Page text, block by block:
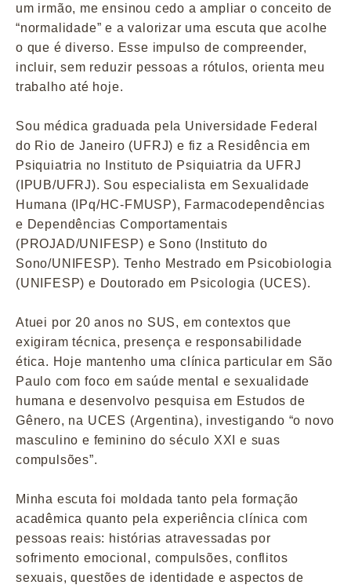
um irmão, me ensinou cedo a ampliar o conceito de
“normalidade” e a valorizar uma escuta que acolhe
o que é diverso. Esse impulso de compreender,
incluir, sem reduzir pessoas a rótulos, orienta meu
trabalho até hoje.
Sou médica graduada pela Universidade Federal
do Rio de Janeiro (UFRJ) e fiz a Residência em
Psiquiatria no Instituto de Psiquiatria da UFRJ
(IPUB/UFRJ). Sou especialista em Sexualidade
Humana (IPq/HC-FMUSP), Farmacodependências
e Dependências Comportamentais
(PROJAD/UNIFESP) e Sono (Instituto do
Sono/UNIFESP). Tenho Mestrado em Psicobiologia
(UNIFESP) e Doutorado em Psicologia (UCES).
Atuei por 20 anos no SUS, em contextos que
exigiram técnica, presença e responsabilidade
ética. Hoje mantenho uma clínica particular em São
Paulo com foco em saúde mental e sexualidade
humana e desenvolvo pesquisa em Estudos de
Gênero, na UCES (Argentina), investigando “o novo
masculino e feminino do século XXI e suas
compulsões”.
Minha escuta foi moldada tanto pela formação
acadêmica quanto pela experiência clínica com
pessoas reais: histórias atravessadas por
sofrimento emocional, compulsões, conflitos
sexuais, questões de identidade e aspectos de